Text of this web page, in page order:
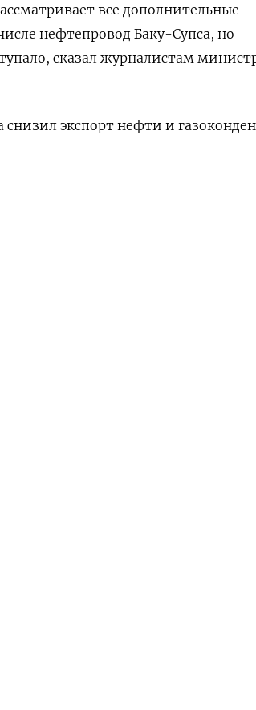
все дополнительные
нефтепровод ​Баку-Супса, ​но
сказал журналистам
снизил ​экспорт нефти ‌и